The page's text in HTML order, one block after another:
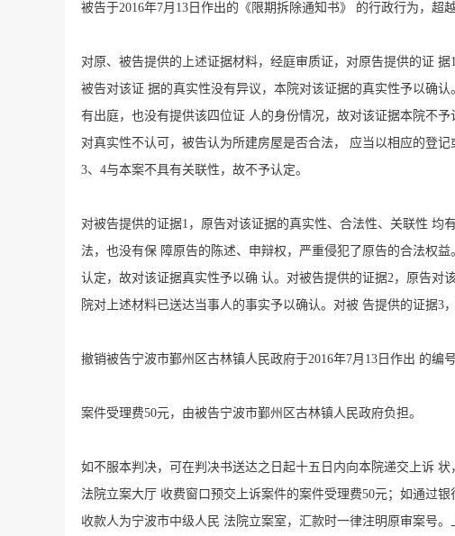
被告于2016年7月13日作出的《限期拆除通知书》 的行政行为，
对原、被告提供的上述证据材料，经庭审质证，对原告提供的证
被告对该证 据的真实性没有异议，本院对该证据的真实性予以确
有出庭，也没有提供该四位证 人的身份情况，故对该证据本院不
对真实性不认可，被告认为所建房屋是否合法， 应当以相应的登
3、4与本案不具有关联性，故不予认定。
对被告提供的证据1，原告对该证据的真实性、合法性、关联性
法，也没有保 障原告的陈述、申辩权，严重侵犯了原告的合法权
认定，故对该证据真实性予以确 认。对被告提供的证据2，原告
院对上述材料已送达当事人的事实予以确认。对被 告提供的证据
撤销被告宁波市鄞州区古林镇人民政府于2016年7月13日作出 的编
案件受理费50元，由被告宁波市鄞州区古林镇人民政府负担。
如不服本判决，可在判决书送达之日起十五日内向本院递交上诉
法院立案大厅 收费窗口预交上诉案件的案件受理费50元；如通过
收款人为宁波市中级人民 法院立案室，汇款时一律注明原审案号